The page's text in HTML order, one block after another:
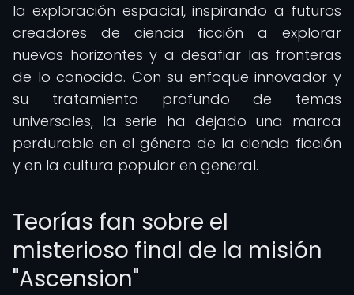
la exploración espacial, inspirando a futuros
creadores de ciencia ficción a explorar
nuevos horizontes y a desafiar las fronteras
de lo conocido. Con su enfoque innovador y
su tratamiento profundo de temas
universales, la serie ha dejado una marca
perdurable en el género de la ciencia ficción
y en la cultura popular en general.
Teorías fan sobre el
misterioso final de la misión
"Ascension"